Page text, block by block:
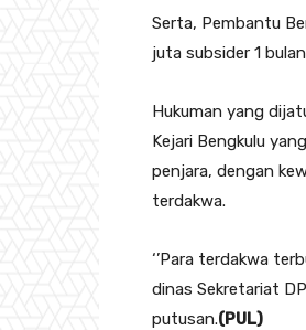
Serta, Pembantu
juta subsider 1
Hukuman yang
Kejari Bengkulu
penjara, dengan
terdakwa.
‘’Para terdakwa
dinas Sekretariat
putusan.(PUL)